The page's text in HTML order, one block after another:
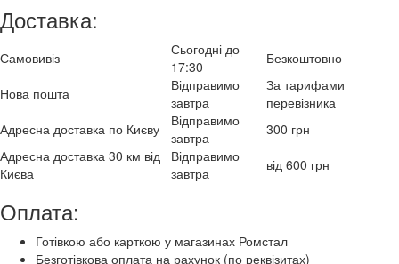
Доставка:
Самовивіз
Сьогодні до
17:30
Безкоштовно
Нова пошта
Відправимо
завтра
За тарифами
перевізника
Адресна доставка по Києву
Відправимо
завтра
300 грн
Адресна доставка 30 км від
Києва
Відправимо
завтра
від 600 грн
Оплата:
Готівкою або карткою у магазинах Ромстал
Безготівкова оплата на рахунок (по реквізитах)